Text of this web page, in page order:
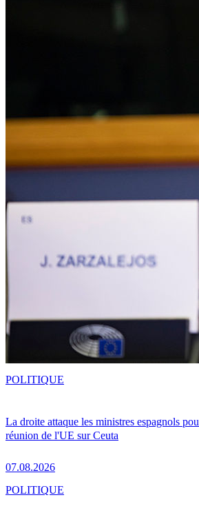
La droite attaque les ministres espagnols
réunion de l'UE sur Ceuta
07.08.2026
POLITIQUE
POLITIQUE